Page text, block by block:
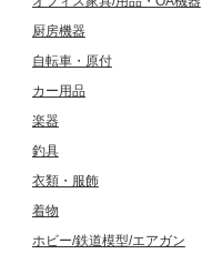
厨房機器
自転車・原付
カー用品
楽器
釣具
衣類・服飾
着物
ホビー/鉄道模型/エアガン